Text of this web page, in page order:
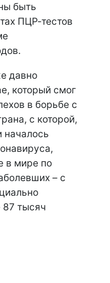
быть
ПЦР-тестов
давно
который смог
в борьбе с
с которой,
началось
в мире по
– с
87 тысяч